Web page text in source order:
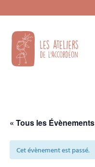
« Tous les Évènements
Cet évènement est passé.